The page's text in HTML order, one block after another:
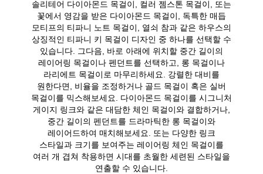
솔리테어 다이아몬드 목걸이, 컬러 젬스톤 목걸이, 또는
꽃에서 영감을 받은 다이아몬드 목걸이, 독특한 매듭
모티프의 티파니 노트 목걸이, 열쇠 참과 같은 하우스의
상징적인 티파니 키 목걸이 디자인 중 하나를 선택할 수
있습니다. 그다음, 바로 아래에 위치할 중간 길이의
레이어링 목걸이나 펜던트를 선택하고, 롱 목걸이나
라리에트 목걸이로 마무리하세요. 강렬한 대비를
원한다면, 비율을 조정하거나 골드 목걸이 혹은 실버
목걸이를 믹스해보세요. 다이아몬드 목걸이를 시그니처
게이지 링크와 같은 대담한 체인 목걸이와 결합하거나,
중간 길이의 펜던트를 드라마틱한 롱 목걸이와
레이어드하여 매치해보세요. 또는 다양한 링크
스타일과 크기를 보여주는 레이어링 체인 목걸이를
여러 개 겹쳐 착용하면 시대를 초월한 세련된 스타일을
연출할 수 있습니다.